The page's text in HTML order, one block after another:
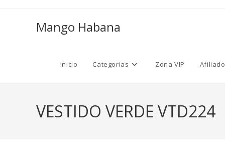
Mango Habana
Inicio Categorías Zona VIP
VESTIDO VERDE VTD224